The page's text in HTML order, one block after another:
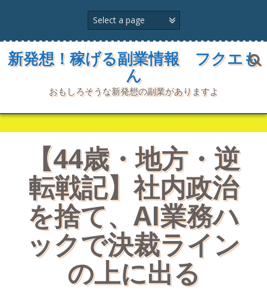
ン
プ
新発想！稼げる副業情報 フクエも
ん
おもしろそうな新発想の副業がありますよ
【44歳・地方・逆
転戦記】社内政治
を捨て、AI業務ハ
ックで決裁ライン
の上に出る